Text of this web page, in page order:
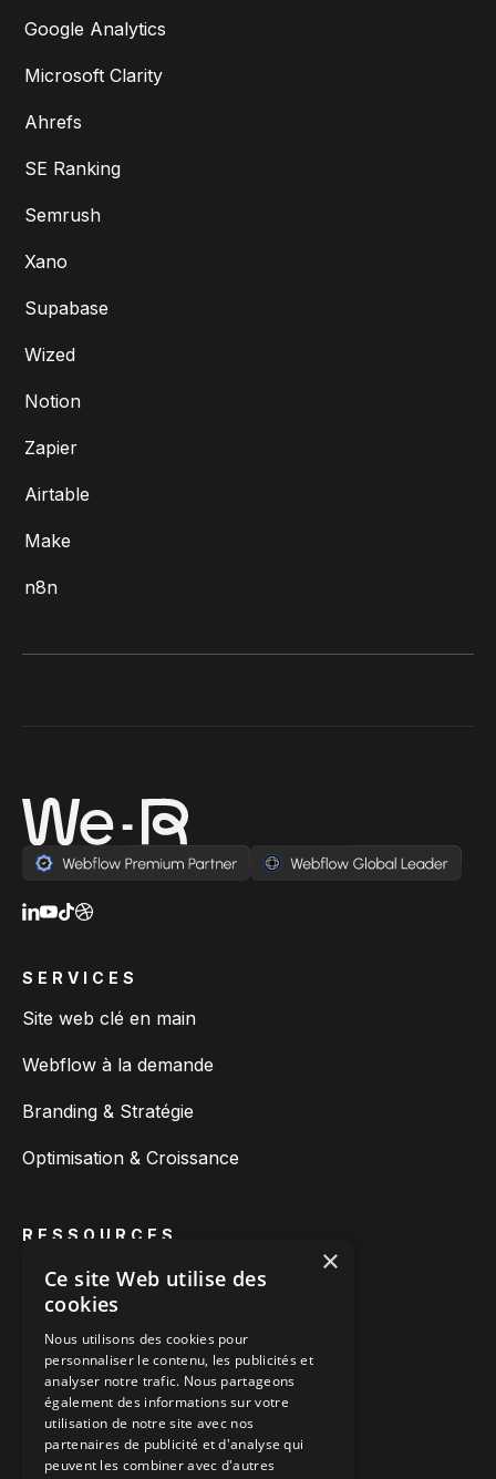
Google Analytics
Microsoft Clarity
Ahrefs
SE Ranking
Semrush
Xano
Supabase
Wized
Notion
Zapier
Airtable
Make
n8n
SERVICES
Site web clé en main
Webflow à la demande
Branding & Stratégie
Optimisation & Croissance
RESSOURCES
A propos de nous
Cas clients
CONTACT
×
Ce site Web utilise des
cookies
Nous utilisons des cookies pour
personnaliser le contenu, les publicités et
analyser notre trafic. Nous partageons
également des informations sur votre
utilisation de notre site avec nos
partenaires de publicité et d'analyse qui
peuvent les combiner avec d'autres